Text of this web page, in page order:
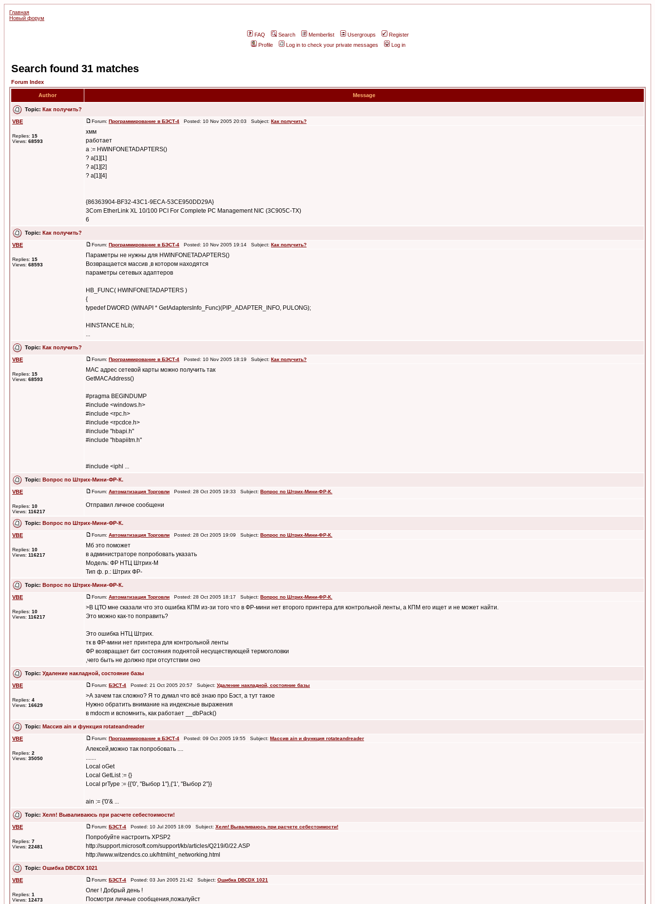
Главная
Новый форум
FAQ Search Memberlist Usergroups
Register
Profile
Log in to check your private messages Log in
Search found 31 matches
Forum Index
Author Message
Topic: Как получить?
VBE
Replies: 15
Views: 68593
Forum: Программирование в БЭСТ-4 Posted: 10 Nov 2005 20:03 Subject: Как получить?
хмм
работает
a := HWINFONETADAPTERS()
? a[1][1]
? a[1][2]
? a[1][4]
{86363904-BF32-43C1-9ECA-53CE950DD29A}
3Com EtherLink XL 10/100 PCI For Complete PC Management NIC (3C905C-TX)
6
Topic: Как получить?
VBE
Replies: 15
Views: 68593
Forum: Программирование в БЭСТ-4 Posted: 10 Nov 2005 19:14 Subject: Как получить?
Параметры не нужны для HWINFONETADAPTERS()
Возвращается массив ,в котором находятся
параметры сетевых адаптеров
HB_FUNC( HWINFONETADAPTERS )
{
typedef DWORD (WINAPI * GetAdaptersInfo_Func)(PIP_ADAPTER_INFO, PULONG);
HINSTANCE hLib;
...
Topic: Как получить?
VBE
Replies: 15
Views: 68593
Forum: Программирование в БЭСТ-4 Posted: 10 Nov 2005 18:19 Subject: Как получить?
MAC адрес сетевой карты можно получить так
GetMACAddress()
#pragma BEGINDUMP
#include <windows.h>
#include <rpc.h>
#include <rpcdce.h>
#include "hbapi.h"
#include "hbapiitm.h"
#include <iphl ...
Topic: Вопрос по Штрих-Мини-ФР-К.
VBE
Replies: 10
Views: 116217
Forum: Автоматизация Торговли Posted: 28 Oct 2005 19:33 Subject: Вопрос по Штрих-Мини-ФР-К.
Отправил личное сообщени
Topic: Вопрос по Штрих-Мини-ФР-К.
VBE
Replies: 10
Views: 116217
Forum: Автоматизация Торговли Posted: 28 Oct 2005 19:09 Subject: Вопрос по Штрих-Мини-ФР-К.
Мб это поможет
в администраторе попробовать указать
Модель: ФР НТЦ Штрих-М
Тип ф. р.: Штрих ФР-
Topic: Вопрос по Штрих-Мини-ФР-К.
VBE
Replies: 10
Views: 116217
Forum: Автоматизация Торговли Posted: 28 Oct 2005 18:17 Subject: Вопрос по Штрих-Мини-ФР-К.
>В ЦТО мне сказали что это ошибка КПМ из-зи того что в ФР-мини нет второго принтера для контрольной ленты, а КПМ его ищет и не может найти.
Это можно как-то поправить?
Это ошибка НТЦ Штрих.
тк в ФР-мини нет принтера для контрольной ленты
ФР возвращает бит состояния поднятой несуществующей термоголовки
,чего быть не должно при отсутствии оно
Topic: Удаление накладной, состояние базы
VBE
Replies: 4
Views: 16629
Forum: БЭСТ-4 Posted: 21 Oct 2005 20:57 Subject: Удаление накладной, состояние базы
>А зачем так сложно? Я то думал что всё знаю про Бэст, а тут такое
Нужно обратить внимание на индексные выражения
в mdocm и вспомнить, как работает __dbPack()
Topic: Массив ain и функция rotateandreader
VBE
Replies: 2
Views: 35050
Forum: Программирование в БЭСТ-4 Posted: 09 Oct 2005 19:55 Subject: Массив ain и функция rotateandreader
Алексей,можно так попробовать ....
.......
Local oGet
Local GetList := {}
Local prType := {{'0', "Выбор 1"},{'1', "Выбор 2"}}
ain := {'0'& ...
Topic: Хелп! Вываливаюсь при расчете себестоимости!
VBE
Replies: 7
Views: 22481
Forum: БЭСТ-4 Posted: 10 Jul 2005 18:09 Subject: Хелп! Вываливаюсь при расчете себестоимости!
Попробуйте настроить XPSP2
http://support.microsoft.com/support/kb/articles/Q219/0/22.ASP
http://www.witzendcs.co.uk/html/nt_networking.html
Topic: Ошибка DBCDX 1021
VBE
Replies: 1
Views: 12473
Forum: БЭСТ-4 Posted: 03 Jun 2005 21:42 Subject: Ошибка DBCDX 1021
Олег ! Добрый день !
Посмотри личные сообщения,пожалуйст